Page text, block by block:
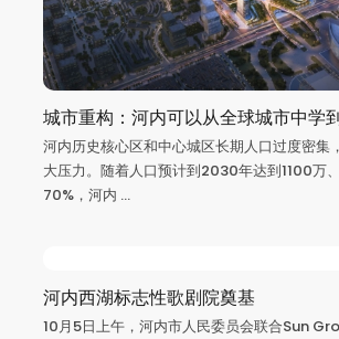
城市重构：河内可以从全球城市中学
河内历史核心区和中心城区长期人口过度密集
大压力。随着人口预计到2030年达到1100万
70%，河内 ...
河内西湖标志性歌剧院奠基
10月5日上午，河内市人民委员会联合Sun